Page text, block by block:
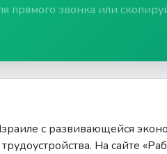
прямого звонка или
с развивающейся
На сайте